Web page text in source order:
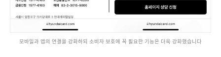
모바일과 앱의 연결을 강화하되 소비자 보호에 꼭 필요한 기능은 더욱 강화했습니다